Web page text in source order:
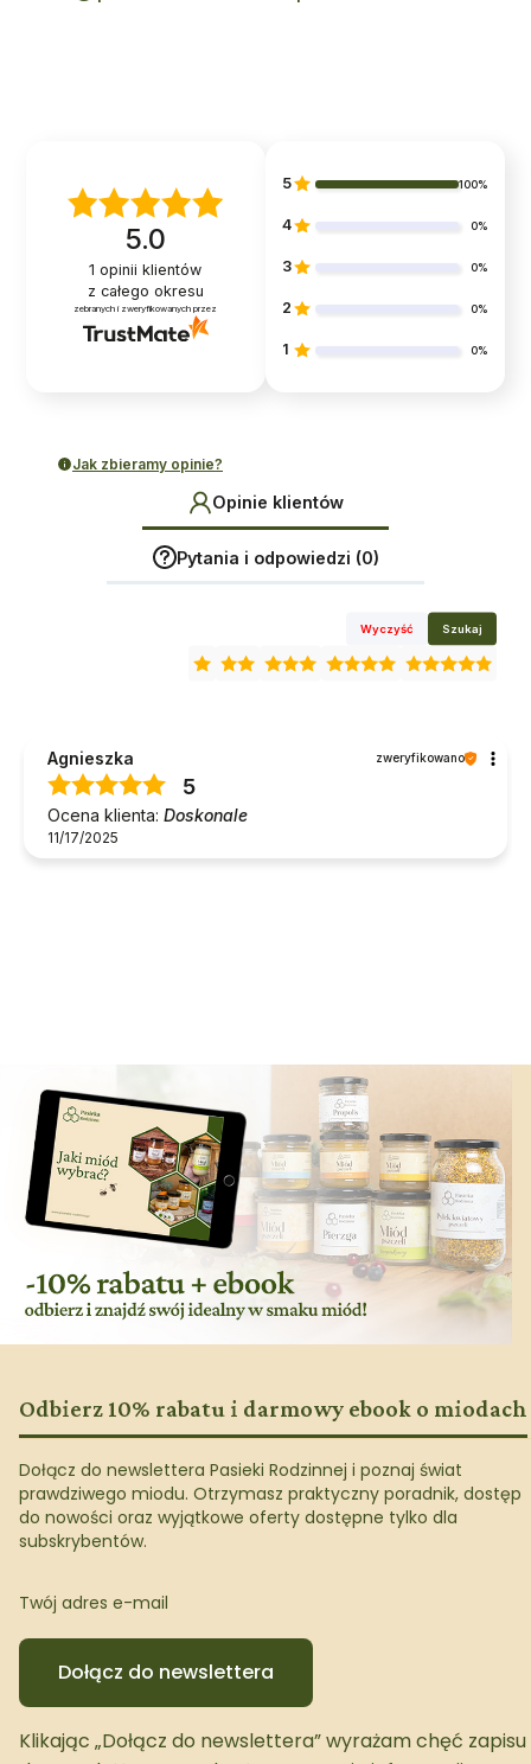
5.0
1 opinii klientów
z całego okresu
zebranych i zweryfikowanych przez
5 100%
4 0%
3 0%
2 0%
1 0%
Jak zbieramy opinie?
Opinie klientów
Pytania i odpowiedzi (0)
Wyczyść Szukaj
Agnieszka zweryfikowano
5
Ocena klienta: Doskonale
11/17/2025
Odbierz 10% rabatu i darmowy ebook o miodach
Dołącz do newslettera Pasieki Rodzinnej i poznaj świat
prawdziwego miodu. Otrzymasz praktyczny poradnik, dostęp
do nowości oraz wyjątkowe oferty dostępne tylko dla
subskrybentów.
Twój adres e-mail
Dołącz do newslettera
Klikając „Dołącz do newslettera” wyrażam chęć zapisu